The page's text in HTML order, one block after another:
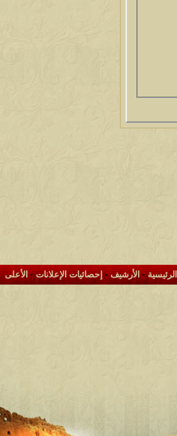
الرئيسية-الأرشيف- إحصائيات الإعلانات- الأعلى